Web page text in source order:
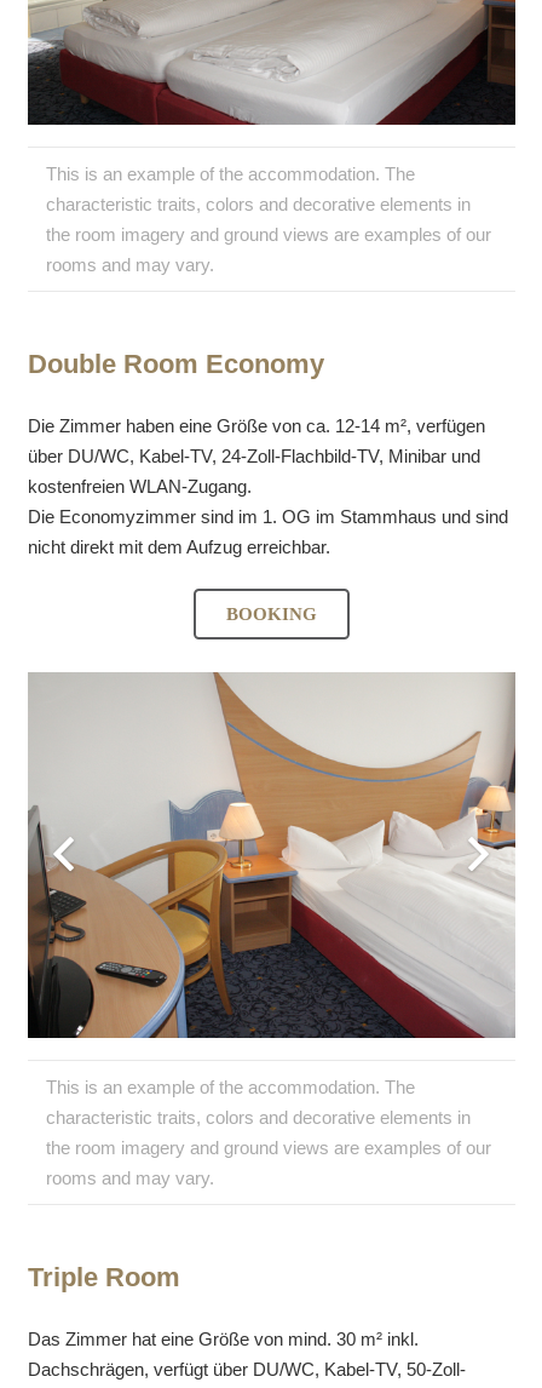
This is an example of the accommodation. The
characteristic traits, colors and decorative elements in
the room imagery and ground views are examples of our
rooms and may vary.
Double Room Economy
Die Zimmer haben eine Größe von ca. 12-14 m², verfügen
über DU/WC, Kabel-TV, 24-Zoll-Flachbild-TV, Minibar und
kostenfreien WLAN-Zugang.
Die Economyzimmer sind im 1. OG im Stammhaus und sind
nicht direkt mit dem Aufzug erreichbar.
BOOKING
This is an example of the accommodation. The
characteristic traits, colors and decorative elements in
the room imagery and ground views are examples of our
rooms and may vary.
Triple Room
Das Zimmer hat eine Größe von mind. 30 m² inkl.
Dachschrägen, verfügt über DU/WC, Kabel-TV, 50-Zoll-